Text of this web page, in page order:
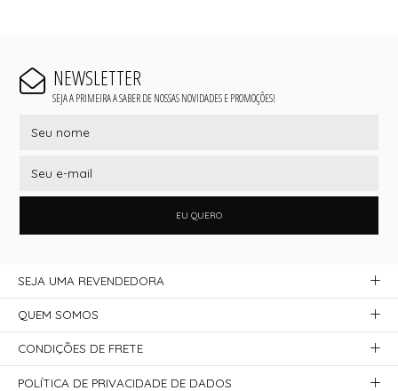
NEWSLETTER
SEJA A PRIMEIRA A SABER DE NOSSAS NOVIDADES E PROMOÇÕES!
EU QUERO
SEJA UMA REVENDEDORA
QUEM SOMOS
CONDIÇÕES DE FRETE
POLÍTICA DE PRIVACIDADE DE DADOS